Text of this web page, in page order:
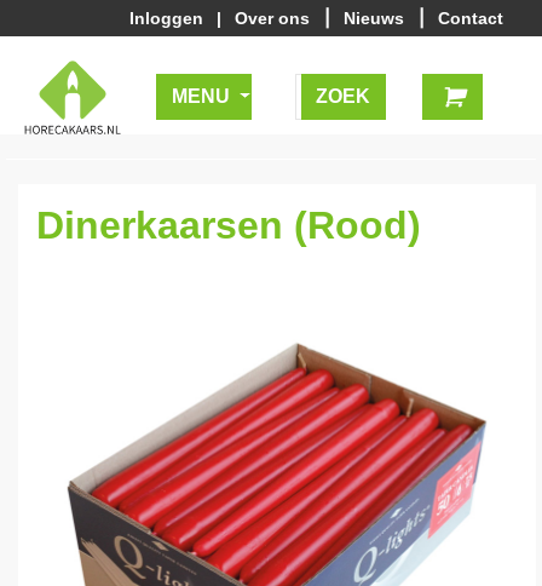
Inloggen | Over ons Nieuws Contact
MENU
Dinerkaarsen (Rood)